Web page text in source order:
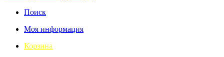
Поиск
Моя информация
Корзина